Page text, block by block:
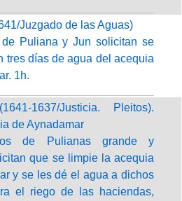
Juzgado de las Aguas)
de Puliana y Jun solicitan se
tres días de agua del acequia
1h.
1637/Justicia. Pleitos).
de Aynadamar
de Pulianas grande y
que se limpie la acequia
y se les dé el agua a dichos
el riego de las haciendas,